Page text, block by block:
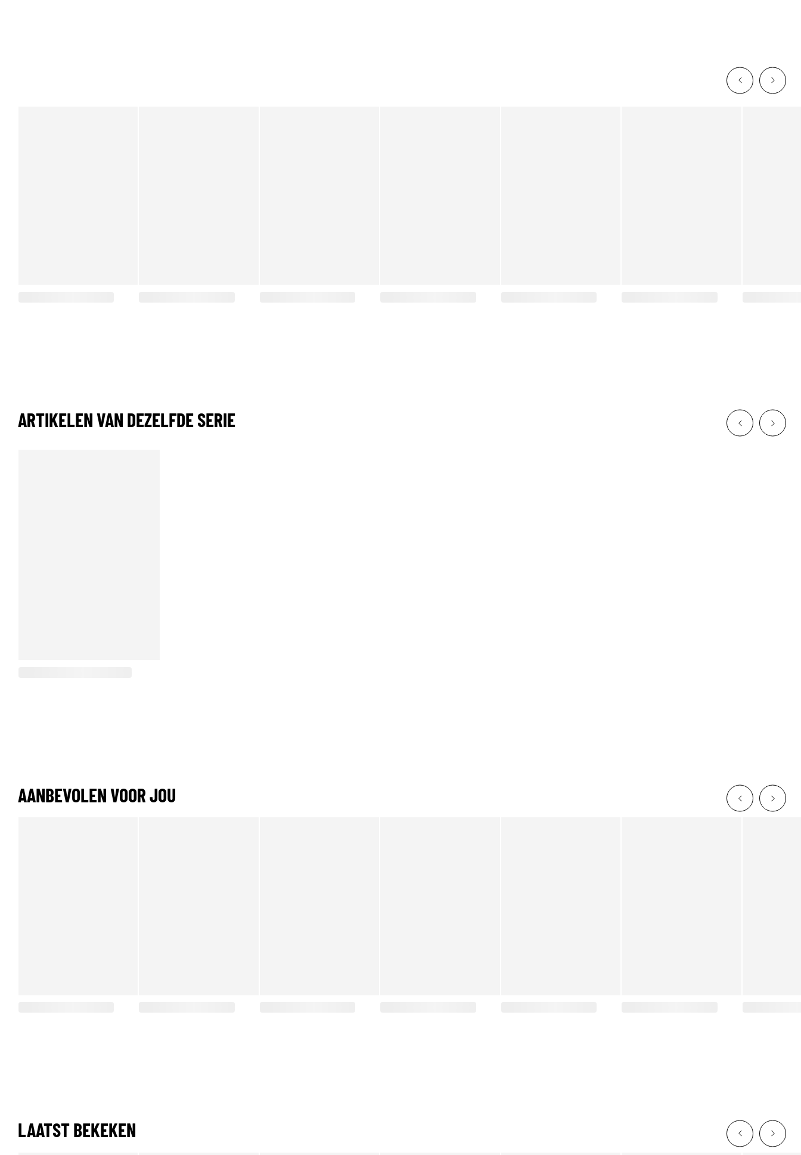
ARTIKELEN VAN DEZELFDE SERIE
AANBEVOLEN VOOR JOU
LAATST BEKEKEN